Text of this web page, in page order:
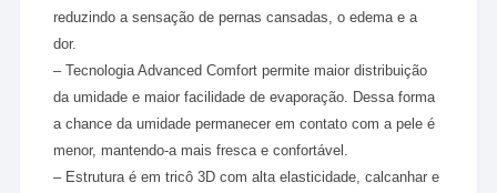
reduzindo a sensação de pernas cansadas, o edema e a
dor.
– Tecnologia Advanced Comfort permite maior distribuição
da umidade e maior facilidade de evaporação. Dessa forma
a chance da umidade permanecer em contato com a pele é
menor, mantendo-a mais fresca e confortável.
– Estrutura é em tricô 3D com alta elasticidade, calcanhar e